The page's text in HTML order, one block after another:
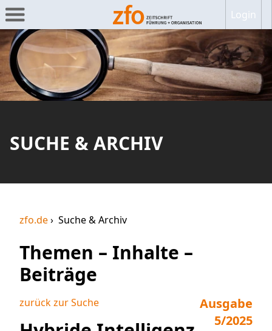
Login
SUCHE & ARCHIV
zfo.de Suche & Archiv
Themen – Inhalte –
Beiträge
zurück zur Suche
Ausgabe
5/2025